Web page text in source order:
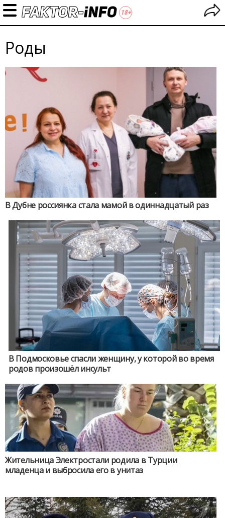
Роды
В Дубне россиянка стала мамой в одиннадцатый раз
В Подмосковье спасли женщину, у которой во время
родов произошёл инсульт
Жительница Электростали родила в Турции
младенца и выбросила его в унитаз